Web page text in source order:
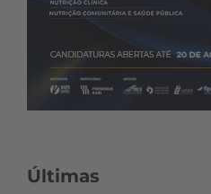
Últimas